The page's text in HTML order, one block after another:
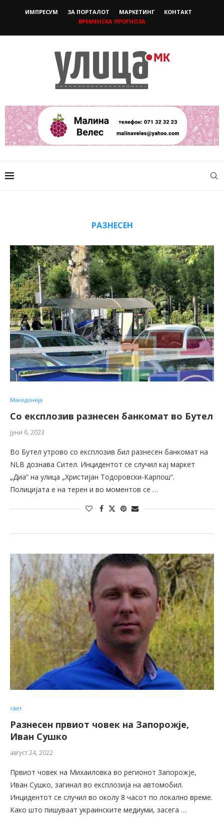
ИМПРЕСУМ ЗА ПОРТАЛОТ МАРКЕТИНГ
КОНТАКТ
ВРЕМЕНСКА ПРОГНОЗА
РАЗНЕСЕН
Македонија
Со експлозив разнесен банкомат во Бутел
јуни 6, 2023
Во Бутел утрово со експлозив бил разнесен банкомат на
NLB дознава Сител. Инцидентот се случил кај маркет
„Диа“ на улица „Христијан Тодоровски-Карпош“.
Полицијата е на терен и во моментов се …
свет
Разнесен првиот човек на Запорожје,
Иван Сушко
август 24, 2022
Првиот човек на Михаиловка во регионот Запорожје,
Иван Сушко, загинал во експлозија на автомобил.
Инцидентот се случил во околу 8 часот по локално време.
Како што пишуваат украинските медиуми, засега …